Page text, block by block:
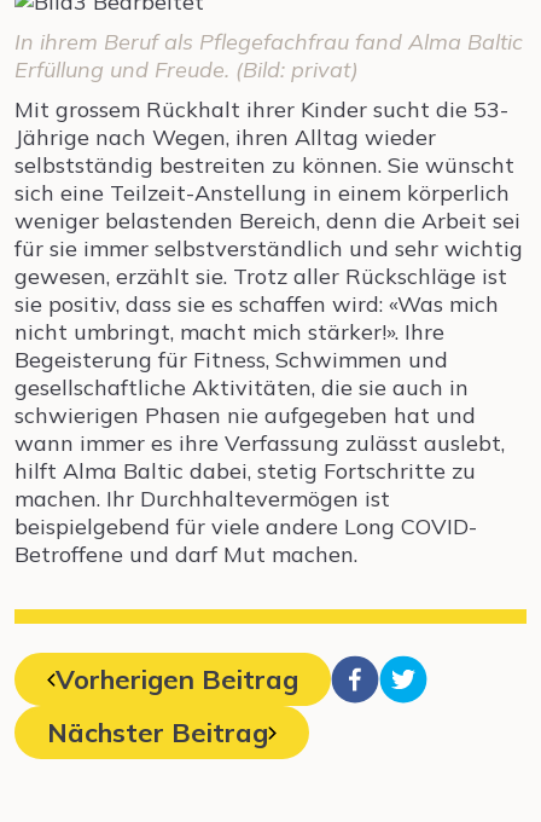
In ihrem Beruf als Pflegefachfrau fand Alma Baltic
Erfüllung und Freude. (Bild: privat)
Mit grossem Rückhalt ihrer Kinder sucht die 53-
Jährige nach Wegen, ihren Alltag wieder
selbstständig bestreiten zu können. Sie wünscht
sich eine Teilzeit-Anstellung in einem körperlich
weniger belastenden Bereich, denn die Arbeit sei
für sie immer selbstverständlich und sehr wichtig
gewesen, erzählt sie. Trotz aller Rückschläge ist
sie positiv, dass sie es schaffen wird: «Was mich
nicht umbringt, macht mich stärker!». Ihre
Begeisterung für Fitness, Schwimmen und
gesellschaftliche Aktivitäten, die sie auch in
schwierigen Phasen nie aufgegeben hat und
wann immer es ihre Verfassung zulässt auslebt,
hilft Alma Baltic dabei, stetig Fortschritte zu
machen. Ihr Durchhaltevermögen ist
beispielgebend für viele andere Long COVID-
Betroffene und darf Mut machen.
Vorherigen Beitrag
Nächster Beitrag